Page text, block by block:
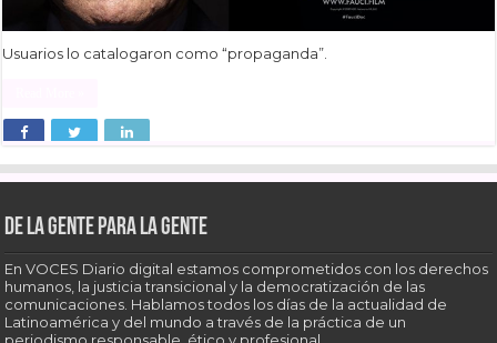
Usuarios lo catalogaron como “propaganda”.
De la gente para la gente
En VOCES Diario digital estamos comprometidos con los derechos
humanos, la justicia transicional y la democratización de las
comunicaciones. Hablamos todos los días de la actualidad de
Latinoamérica y del mundo a través de la práctica de un
periodismo responsable, ético y profesional.